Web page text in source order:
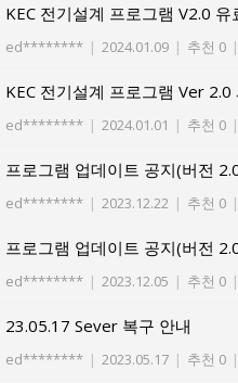
KEC 전기설계 프로그램 V2.0
ed******** | 2024.01.09 | 추천 0 |
KEC 전기설계 프로그램 Ver
ed******** | 2024.01.01 | 추천 0 |
프로그램 업데이트 공지(버전
ed******** | 2023.12.22 | 추천 0 |
프로그램 업데이트 공지(버전
ed******** | 2023.12.05 | 추천 0 |
23.05.17 Sever 복구 안내
ed******** | 2023.05.17 | 추천 0 |